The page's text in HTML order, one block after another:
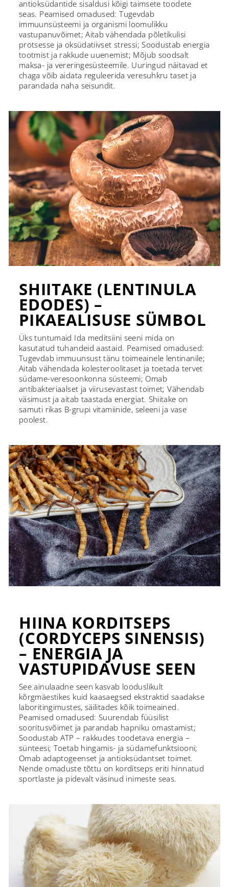
antioksüdantide sisaldusi kõigi taimsete toodete
seas. Peamised omadused: Tugevdab
immuunsüsteemi ja organismi loomulikku
vastupanuvõimet; Aitab vähendada põletikulisi
protsesse ja oksüdatiivset stressi; Soodustab energia
tootmist ja rakkude uuenemist; Mõjub soodsalt
maksa- ja vereringesüsteemile. Uuringud näitavad et
chaga võib aidata reguleerida veresuhkru taset ja
parandada naha seisundit.
SHIITAKE (LENTINULA
EDODES) –
PIKAEALISUSE SÜMBOL
Üks tuntumaid Ida meditsiini seeni mida on
kasutatud tuhandeid aastaid. Peamised omadused:
Tugevdab immuunsust tänu toimeainele lentinanile;
Aitab vähendada kolesteroolitaset ja toetada tervet
südame-veresoonkonna süsteemi; Omab
antibakteriaalset ja viirusevastast toimet; Vähendab
väsimust ja aitab taastada energiat. Shiitake on
samuti rikas B-grupi vitamiinide, seleeni ja vase
poolest.
HIINA KORDITSEPS
(CORDYCEPS SINENSIS)
– ENERGIA JA
VASTUPIDAVUSE SEEN
See ainulaadne seen kasvab looduslikult
kõrgmäestikes kuid kaasaegsed ekstraktid saadakse
laboritingimustes, säilitades kõik toimeained.
Peamised omadused: Suurendab füüsilist
sooritusvõimet ja parandab hapniku omastamist;
Soodustab ATP – rakkudes toodetava energia –
sünteesi; Toetab hingamis- ja südamefunktsiooni;
Omab adaptogeenset ja antioksüdantset toimet.
Nende omaduste tõttu on korditseps eriti hinnatud
sportlaste ja pidevalt väsinud inimeste seas.